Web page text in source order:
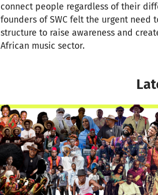
connect people regardless of their
founders of SWC felt the urgent
structure to raise awareness and
African music sector.